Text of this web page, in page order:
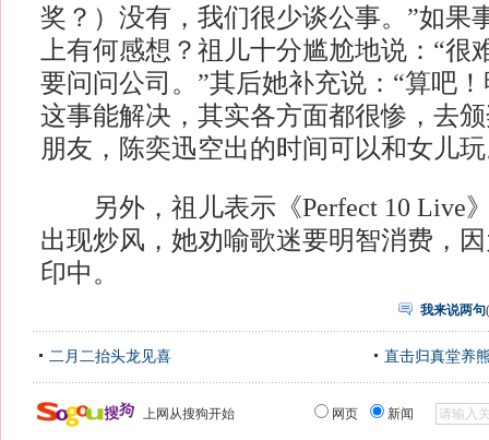
奖？）没有，我们很少谈公事。”如果
上有何感想？祖儿十分尴尬地说：“很
要问问公司。”其后她补充说：“算吧
这事能解决，其实各方面都很惨，去
朋友，陈奕迅空出的时间可以和女儿玩
另外，祖儿表示《Perfect 10 Live
出现炒风，她劝喻歌迷要明智消费，
印中。
我来说两句(
二月二抬头龙见喜 直击归真堂养
上网从搜狗开始 网页 新闻